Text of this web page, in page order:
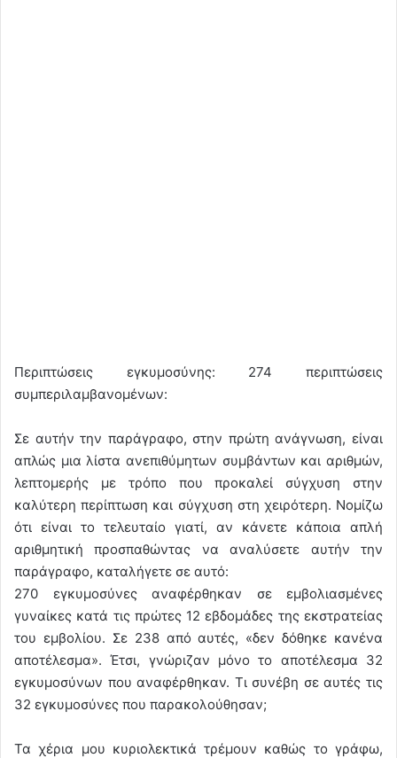
Περιπτώσεις εγκυμοσύνης: 274 περιπτώσεις
συμπεριλαμβανομένων:
Σε αυτήν την παράγραφο, στην πρώτη ανάγνωση, είναι
απλώς μια λίστα ανεπιθύμητων συμβάντων και αριθμών,
λεπτομερής με τρόπο που προκαλεί σύγχυση στην
καλύτερη περίπτωση και σύγχυση στη χειρότερη. Νομίζω
ότι είναι το τελευταίο γιατί, αν κάνετε κάποια απλή
αριθμητική προσπαθώντας να αναλύσετε αυτήν την
παράγραφο, καταλήγετε σε αυτό:
270 εγκυμοσύνες αναφέρθηκαν σε εμβολιασμένες
γυναίκες κατά τις πρώτες 12 εβδομάδες της εκστρατείας
του εμβολίου. Σε 238 από αυτές, «δεν δόθηκε κανένα
αποτέλεσμα». Έτσι, γνώριζαν μόνο το αποτέλεσμα 32
εγκυμοσύνων που αναφέρθηκαν. Τι συνέβη σε αυτές τις
32 εγκυμοσύνες που παρακολούθησαν;
Τα χέρια μου κυριολεκτικά τρέμουν καθώς το γράφω,